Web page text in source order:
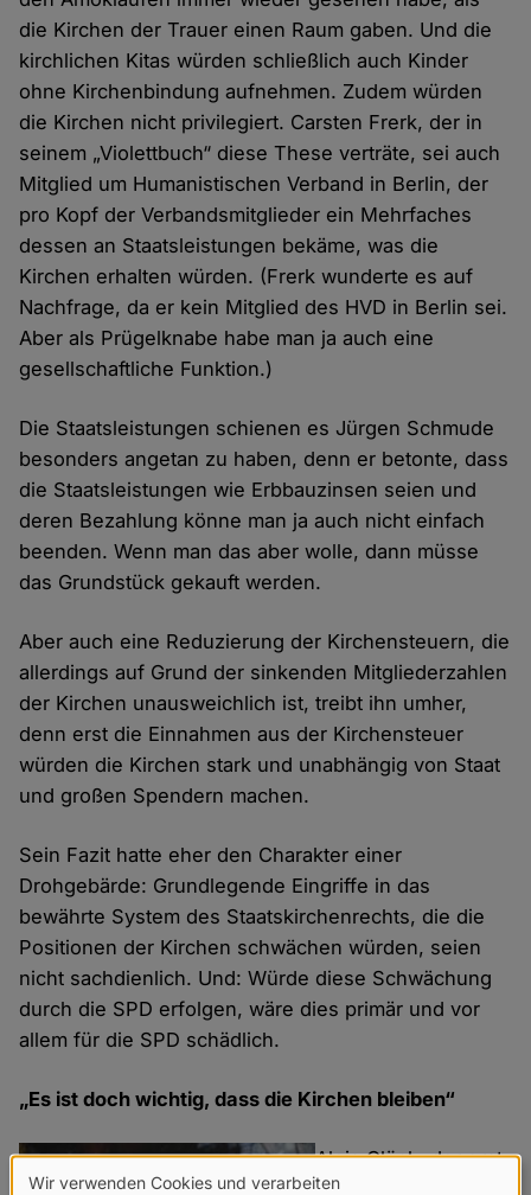
die Kirchen der Trauer einen Raum gaben. Und die
kirchlichen Kitas würden schließlich auch Kinder
ohne Kirchenbindung aufnehmen. Zudem würden
die Kirchen nicht privilegiert. Carsten Frerk, der in
seinem „Violettbuch“ diese These verträte, sei auch
Mitglied um Humanistischen Verband in Berlin, der
pro Kopf der Verbandsmitglieder ein Mehrfaches
dessen an Staatsleistungen bekäme, was die
Kirchen erhalten würden. (Frerk wunderte es auf
Nachfrage, da er kein Mitglied des HVD in Berlin sei.
Aber als Prügelknabe habe man ja auch eine
gesellschaftliche Funktion.)
Die Staatsleistungen schienen es Jürgen Schmude
besonders angetan zu haben, denn er betonte, dass
die Staatsleistungen wie Erbbauzinsen seien und
deren Bezahlung könne man ja auch nicht einfach
beenden. Wenn man das aber wolle, dann müsse
das Grundstück gekauft werden.
Aber auch eine Reduzierung der Kirchensteuern, die
allerdings auf Grund der sinkenden Mitgliederzahlen
der Kirchen unausweichlich ist, treibt ihn umher,
denn erst die Einnahmen aus der Kirchensteuer
würden die Kirchen stark und unabhängig von Staat
und großen Spendern machen.
Sein Fazit hatte eher den Charakter einer
Drohgebärde: Grundlegende Eingriffe in das
bewährte System des Staatskirchenrechts, die die
Positionen der Kirchen schwächen würden, seien
nicht sachdienlich. Und: Würde diese Schwächung
durch die SPD erfolgen, wäre dies primär und vor
allem für die SPD schädlich.
„Es ist doch wichtig, dass die Kirchen bleiben“
Alois Glück, der erst
Wir verwenden Cookies und verarbeiten